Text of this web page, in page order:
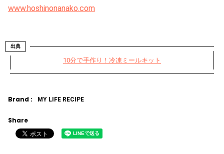
www.hoshinonanako.com
出典
10分で手作り！冷凍ミールキット
Brand : MY LIFE RECIPE
Share